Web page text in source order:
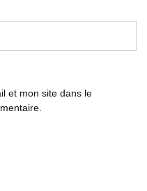
et mon site dans le